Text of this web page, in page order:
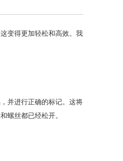
变得更加轻松和高效。我
并进行正确的标记。这将
螺丝都已经松开。